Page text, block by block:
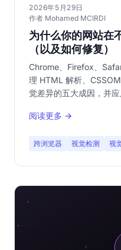
2026年5月29日
作者 Mohamed MCIRDI
为什么你的网站在
（以及如何修复）
Chrome、Firefox、
理 HTML 解析、
觉差异的五大成因，并
阅读更多 →
跨浏览器 视觉检测 视